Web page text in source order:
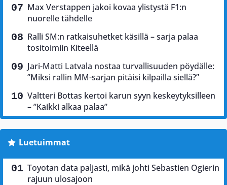
Max Verstappen jakoi kovaa ylistystä F1:n
nuorelle tähdelle
Ralli SM:n ratkaisuhetket käsillä – sarja palaa
tositoimiin Kiteellä
Jari-Matti Latvala nostaa turvallisuuden pöydälle:
”Miksi rallin MM-sarjan pitäisi kilpailla siellä?”
Valtteri Bottas kertoi karun syyn keskeytyksilleen
– ”Kaikki alkaa palaa”
Luetuimmat
Toyotan data paljasti, mikä johti Sebastien Ogierin
rajuun ulosajoon